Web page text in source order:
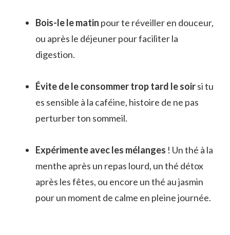
Bois-le le matin pour te réveiller en douceur,
ou après le déjeuner pour faciliter la
digestion.
Évite de le consommer trop tard le soirsi tu
es sensible à la caféine, histoire de ne pas
perturber ton sommeil.
Expérimente avec les mélanges ! Un thé à la
menthe après un repas lourd, un thé détox
après les fêtes, ou encore un thé au jasmin
pour un moment de calme en pleine journée.